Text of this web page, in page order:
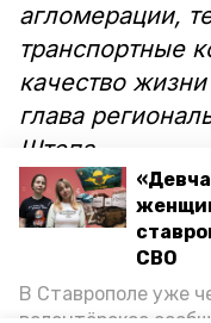
СВО
В Ставрополе уже
агломерации,
транспортные
качество
глава
Штепа.
В 2021 году
нацпроектов
за счёт